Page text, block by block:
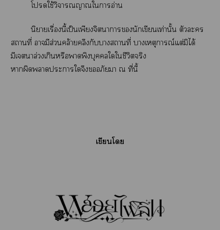
โใช้วิจารณญาณใาอ่าน
นิยายเรื่องนี้เป็นเพียงจิตาารนักเขียนเท่านั้น ตัวะ
สถานที่ ามีส่วนคล้ายคลึงกับาสถานที่ าเหตุการณ์แต่มิได้
มีเาล่วงเกินหรือาพิงบุคคลใใชีวิตจริง
าผิดาะาใจึงอภัยา ณ ที่นี้
เขียนโ